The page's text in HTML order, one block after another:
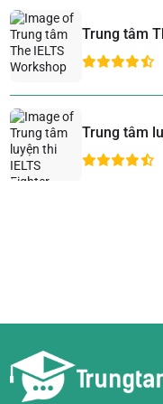
Trung tâm
Trung tâm